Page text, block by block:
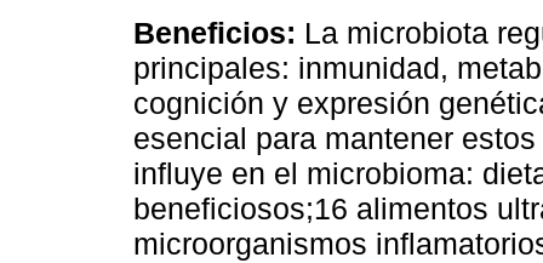
Beneficios: La microbiota
principales: inmunidad,
cognición y expresión
esencial para mantener
influye en el microbioma:
beneficiosos;16 alimentos
microorganismos